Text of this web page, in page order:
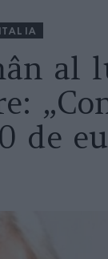
ITALIA
al
de